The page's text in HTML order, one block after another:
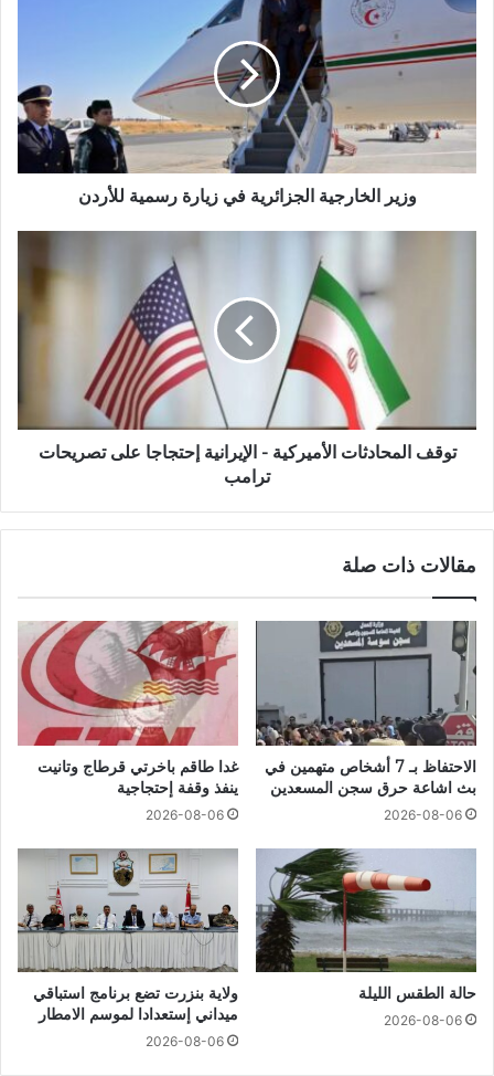
وزير الخارجية الجزائرية في زيارة رسمية للأردن
توقف المحادثات الأميركية - الإيرانية إحتجاجا على تصريحات
ترامب
مقالات ذات صلة
الاحتفاظ بـ 7 أشخاص متهمين في
بث اشاعة حرق سجن المسعدين
2026-08-06
غدا طاقم باخرتي قرطاج وتانيت
ينفذ وقفة إحتجاجية
2026-08-06
حالة الطقس الليلة
2026-08-06
ولاية بنزرت تضع برنامج استباقي
ميداني إستعدادا لموسم الامطار
2026-08-06